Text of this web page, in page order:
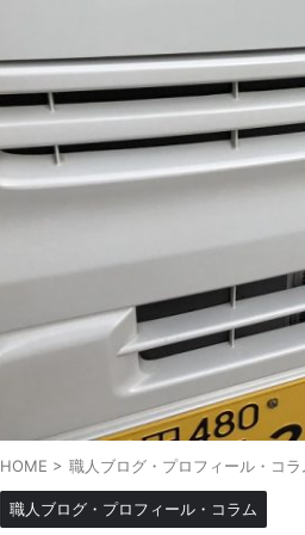
HOME > 職人ブログ・プロフィール・コラ
職人ブログ・プロフィール・コラム